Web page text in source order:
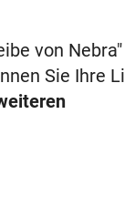
von Nebra"
Sie Ihre